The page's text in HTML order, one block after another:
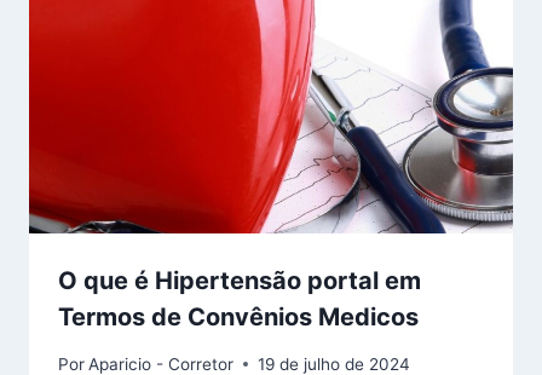
O que é Hipertensão portal em
Termos de Convênios Medicos
PorAparicio - Corretor 19 de julho de 2024